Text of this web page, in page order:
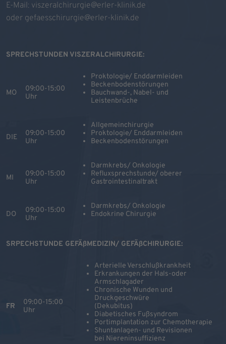
E-Mail: viszeralchirurgie@erler-klinik.de
oder gefaesschirurgie@erler-klinik.de
SPRECHSTUNDEN VISZERALCHIRURGIE:
MO
09:00-15:00
Uhr
Proktologie/ Enddarmleiden
Beckenbodenstörungen
Bauchwand-, Nabel- und
Leistenbrüche
DIE
09:00-15:00
Uhr
Allgemeinchirurgie
Proktologie/ Enddarmleiden
Beckenbodenstörungen
MI
09:00-15:00
Uhr
Darmkrebs/ Onkologie
Refluxsprechstunde/ oberer
Gastrointestinaltrakt
DO
09:00-15:00
Uhr
Darmkrebs/ Onkologie
Endokrine Chirurgie
SRPECHSTUNDE GEFÄßMEDIZIN/ GEFÄßCHIRURGIE:
FR
09:00-15:00
Uhr
Arterielle Verschlußkrankheit
Erkrankungen der Hals-oder
Armschlagader
Chronische Wunden und
Druckgeschwüre
(Dekubitus)
Diabetisches Fußsyndrom
Portimplantation zur Chemotherapie
Shuntanlagen- und Revisionen
bei Niereninsuffizienz